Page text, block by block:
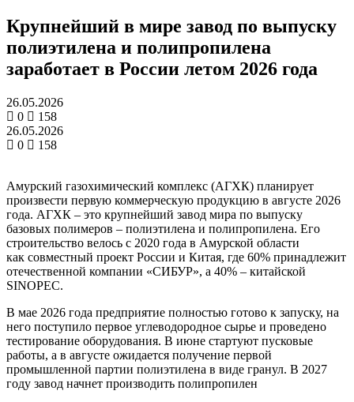
Крупнейший в мире завод по выпуску
полиэтилена и полипропилена
заработает в России летом 2026 года
26.05.2026
0
158
26.05.2026
0
158
Амурский газохимический комплекс (АГХК) планирует
произвести первую коммерческую продукцию в августе 2026
года. АГХК – это крупнейший завод мира по выпуску
базовых полимеров – полиэтилена и полипропилена. Его
строительство велось с 2020 года в Амурской области
как совместный проект России и Китая, где 60% принадлежит
отечественной компании «СИБУР», а 40% – китайской
SINOPEC.
В мае 2026 года предприятие полностью готово к запуску, на
него поступило первое углеводородное сырье и проведено
тестирование оборудования. В июне стартуют пусковые
работы, а в августе ожидается получение первой
промышленной партии полиэтилена в виде гранул. В 2027
году завод начнет производить полипропилен